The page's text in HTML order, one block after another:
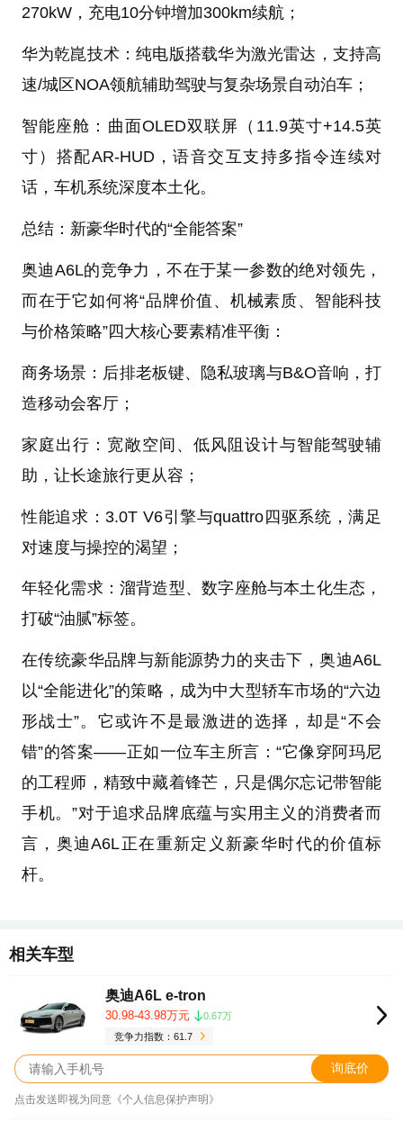
270kW，充电10分钟增加300km续航；
华为乾崑技术：纯电版搭载华为激光雷达，支持高
速/城区NOA领航辅助驾驶与复杂场景自动泊车；
智能座舱：曲面OLED双联屏（11.9英寸+14.5英
寸）搭配AR-HUD，语音交互支持多指令连续对
话，车机系统深度本土化。
总结：新豪华时代的“全能答案”
奥迪A6L的竞争力，不在于某一参数的绝对领先，
而在于它如何将“品牌价值、机械素质、智能科技
与价格策略”四大核心要素精准平衡：
商务场景：后排老板键、隐私玻璃与B&O音响，打
造移动会客厅；
家庭出行：宽敞空间、低风阻设计与智能驾驶辅
助，让长途旅行更从容；
性能追求：3.0T V6引擎与quattro四驱系统，满足
对速度与操控的渴望；
年轻化需求：溜背造型、数字座舱与本土化生态，
打破“油腻”标签。
在传统豪华品牌与新能源势力的夹击下，奥迪A6L
以“全能进化”的策略，成为中大型轿车市场的“六边
形战士”。它或许不是最激进的选择，却是“不会
错”的答案——正如一位车主所言：“它像穿阿玛尼
的工程师，精致中藏着锋芒，只是偶尔忘记带智能
手机。”对于追求品牌底蕴与实用主义的消费者而
言，奥迪A6L正在重新定义新豪华时代的价值标
杆。
相关车型
奥迪A6L e-tron
30.98-43.98万元
0.67万
竞争力指数：61.7
询底价
点击发送即视为同意《个人信息保护声明》